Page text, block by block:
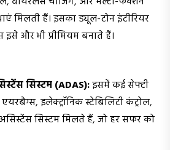
मिलती हैं। इसका ड्यूल-टोन इंटीरियर
और भी प्रीमियम बनाते हैं।
सिस्टम (ADAS):इसमें कई सेफ्टी
इलेक्ट्रॉनिक स्टेबिलिटी कंट्रोल,
असिस्टेंस सिस्टम मिलते हैं, जो हर सफर को